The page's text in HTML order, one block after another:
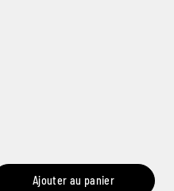
Ajouter au panier